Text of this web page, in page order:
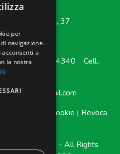
Via Marina, 37
-Messina
+39 3517534340 Cell.:
Informativa Cookie | Revoca
Immobiliare - All Rights
per
navigazione.
a
la nostra